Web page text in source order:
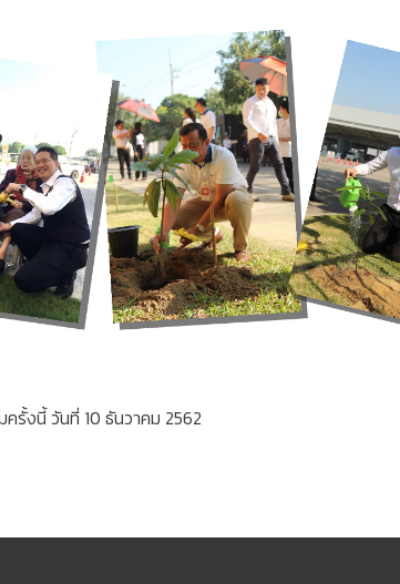
รั้งนี้ วันที่ 10 ธันวาคม 2562